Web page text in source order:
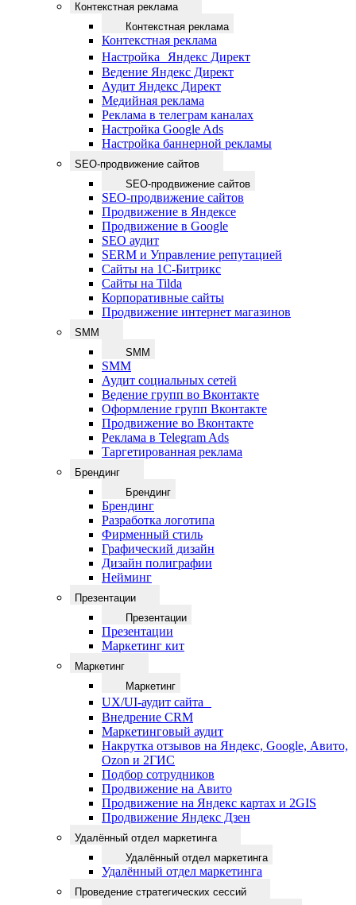
Контекстная реклама
Контекстная реклама
Контекстная реклама
Настройка Яндекс Директ
Ведение Яндекс Директ
Аудит Яндекс Директ
Медийная реклама
Реклама в телеграм каналах
Настройка Google Ads
Настройка баннерной рекламы
SEO-продвижение сайтов
SEO-продвижение сайтов
SEO-продвижение сайтов
Продвижение в Яндексе
Продвижение в Google
SEO аудит
SERM и Управление репутацией
Сайты на 1С-Битрикс
Сайты на Tilda
Корпоративные сайты
Продвижение интернет магазинов
SMM
SMM
SMM
Аудит социальных сетей
Ведение групп во Вконтакте
Оформление групп Вконтакте
Продвижение во Вконтакте
Реклама в Telegram Ads
Таргетированная реклама
Брендинг
Брендинг
Брендинг
Разработка логотипа
Фирменный стиль
Графический дизайн
Дизайн полиграфии
Нейминг
Презентации
Презентации
Презентации
Маркетинг кит
Маркетинг
Маркетинг
UX/UI-аудит сайта
Внедрение CRM
Маркетинговый аудит
Накрутка отзывов на Яндекс, Google, Авито,
Ozon и 2ГИС
Подбор сотрудников
Продвижение на Авито
Продвижение на Яндекс картах и 2GIS
Продвижение Яндекс Дзен
Удалённый отдел маркетинга
Удалённый отдел маркетинга
Удалённый отдел маркетинга
Проведение стратегических сессий